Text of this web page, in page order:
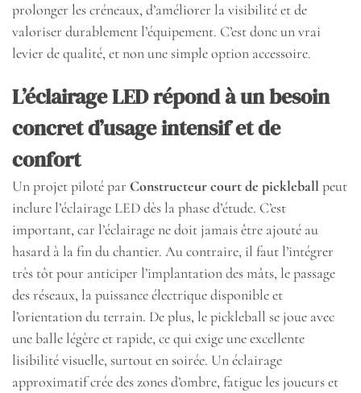
prolonger les créneaux, d’améliorer la visibilité et de
valoriser durablement l’équipement. C’est donc un vrai
levier de qualité, et non une simple option accessoire.
L’éclairage LED répond à un besoin
concret d’usage intensif et de
confort
Un projet piloté par Constructeur court de pickleball peut
inclure l’éclairage LED dès la phase d’étude. C’est
important, car l’éclairage ne doit jamais être ajouté au
hasard à la fin du chantier. Au contraire, il faut l’intégrer
très tôt pour anticiper l’implantation des mâts, le passage
des réseaux, la puissance électrique disponible et
l’orientation du terrain. De plus, le pickleball se joue avec
une balle légère et rapide, ce qui exige une excellente
lisibilité visuelle, surtout en soirée. Un éclairage
approximatif crée des zones d’ombre, fatigue les joueurs et